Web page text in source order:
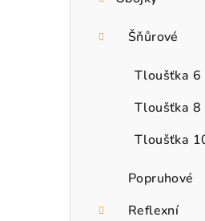
Šňůrové
Tloušťka 6
Tloušťka 8
Tloušťka
Popruhové
Reflexní